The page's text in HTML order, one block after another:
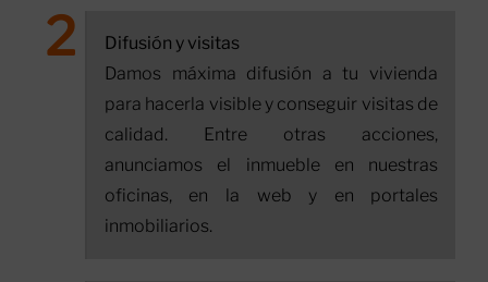
Difusión y visitas
Damos máxima difusión a tu vivienda
para hacerla visible y conseguir visitas de
calidad. Entre otras acciones,
anunciamos el inmueble en nuestras
oficinas, en la web y en portales
inmobiliarios.